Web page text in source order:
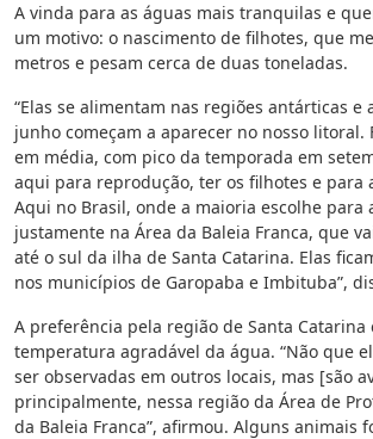
A vinda para as águas mais tranquilas e
um motivo: o nascimento de filhotes, que
metros e pesam cerca de duas toneladas.
“Elas se alimentam nas regiões antárticas e
junho começam a aparecer no nosso litoral.
em média, com pico da temporada em
aqui para reprodução, ter os filhotes e para
Aqui no Brasil, onde a maioria escolhe para
justamente na Área da Baleia Franca, que
até o sul da ilha de Santa Catarina. Elas
nos municípios de Garopaba e Imbituba”,
A preferência pela região de Santa Catarina
temperatura agradável da água. “Não que
ser observadas em outros locais, mas [são
principalmente, nessa região da Área de
da Baleia Franca”, afirmou. Alguns animais